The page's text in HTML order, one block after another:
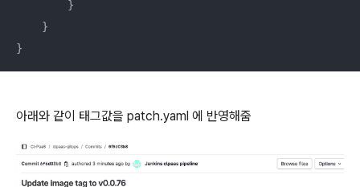
        }
    }
}
아래와 같이 태그값을 patch.yaml 에 반영해줌